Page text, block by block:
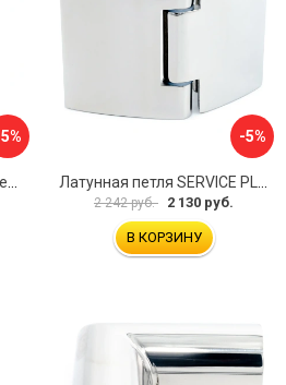
Прямоугольный регулируемый коннектор трек-стена SERVICE PLUS CK-106D30-PC
-5%
Латунная петля SERVICE PLUS CL-905-PC
2 242 руб. 2 130 руб.
В КОРЗИНУ